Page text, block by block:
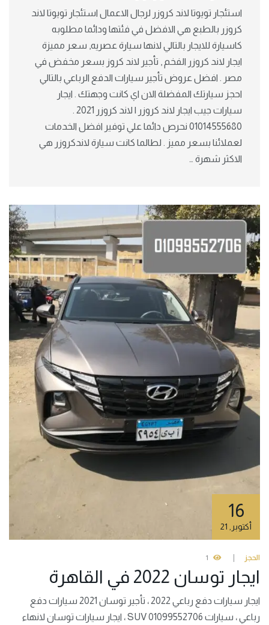
استئجار تويوتا لاند كروزر لرجال الاعمال استئجار تويوتا لاند
كروزر بالطبع هي الافضل في فئتها ودائما مطلوبه
كاسيارة للايجار بالتالي لانها سيارة عصريه, سعر مميزة
ايجار لاند كروزر الفخم , تأجير لاند كروز بسعر مخفض في
مصر . افضل عروض تأجير سيارات الدفع الرباعي بالتالي
احجز سيارتك المفضلة الان اي كانت وجهتك . ايجار
سيارات جيب ايجار لاند كروزر | لاند كروزر 2021 .
01014555680 نحرص دائما علي توفير افضل الخدمات
لعملائنا بسعر مميز . لطالما كانت سيارة لاندكروزر هي
الاكثر شهرة …
16
أكتوبر
الحجز 1
ايجار توسان 2022 في القاهرة
ايجار سيارات دفع رباعي 2022 ، تأجير توسان 2021 سيارات دفع
رباعي ، سيارات SUV 01099552706 ، ايجار سيارات توسان لانهاء